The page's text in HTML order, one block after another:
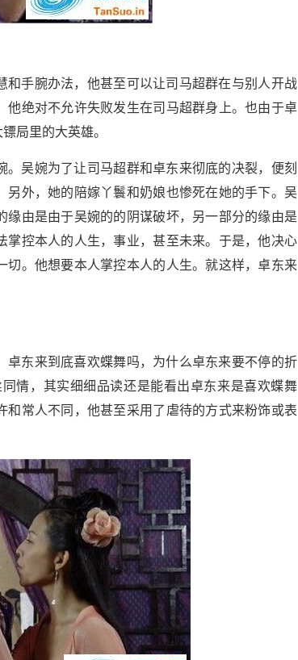
手腕办法，他甚至可以让司马超群在与别人开战
绝对不允许失败发生在司马超群身上。也由于卓
局里的大英雄。
吴婉为了让司马超群和卓东来彻底的决裂，便刻
外，她的陪嫁丫鬟和奶娘也惨死在她的手下。吴
由是由于吴婉的的阴谋破坏，另一部分的缘由是
控本人的人生，事业，甚至未来。于是，他决心
。他想要本人掌控本人的人生。就这样，卓东来
东来到底喜欢蝶舞吗，为什么卓东来要不停的折
情，其实细细品读还是能看出卓东来是喜欢蝶舞
常人不同，他甚至采用了虐待的方式来粉饰或表